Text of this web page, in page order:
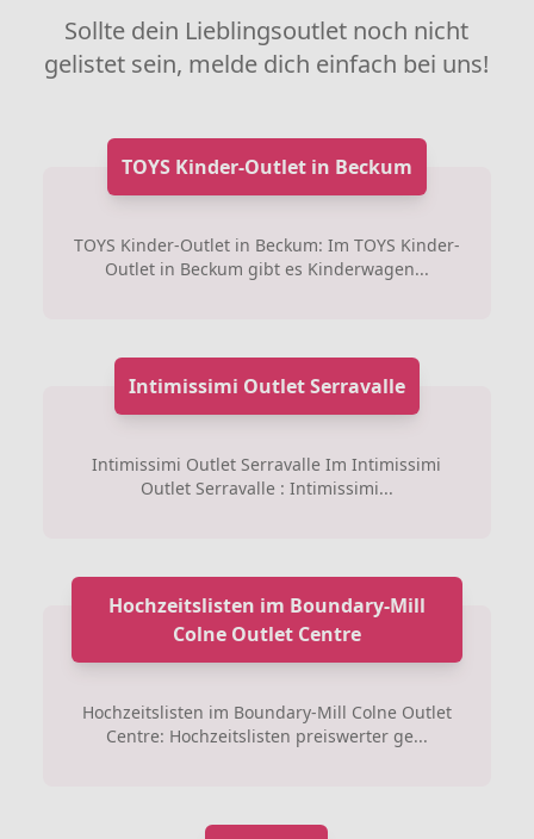
Sollte dein Lieblingsoutlet noch nicht
gelistet sein, melde dich einfach bei uns!
TOYS Kinder-Outlet in Beckum
TOYS Kinder-Outlet in Beckum: Im TOYS Kinder-
Outlet in Beckum gibt es Kinderwagen...
Intimissimi Outlet Serravalle
Intimissimi Outlet Serravalle Im Intimissimi
Outlet Serravalle : Intimissimi...
Hochzeitslisten im Boundary-Mill
Colne Outlet Centre
Hochzeitslisten im Boundary-Mill Colne Outlet
Centre: Hochzeitslisten preiswerter ge...